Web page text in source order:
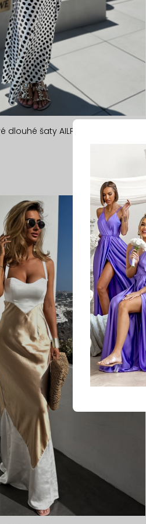
šaty AILPIN